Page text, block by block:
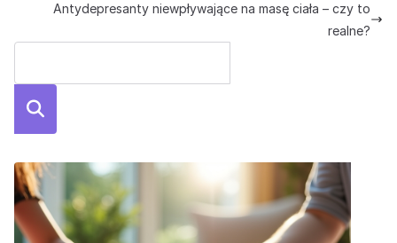
Antydepresanty niewpływające na masę ciała – czy to
realne?
Szuka